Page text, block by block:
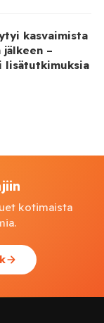
kasvaimista
–
lisätutkimuksia
kotimaista